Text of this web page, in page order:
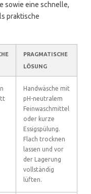
sowie eine schnelle,
praktische
PRAGMATISCHE
LÖSUNG
Handwäsche mit
pH-neutralem
Feinwaschmittel
oder kurze
Essigspülung.
Flach trocknen
lassen und vor
der Lagerung
vollständig
lüften.